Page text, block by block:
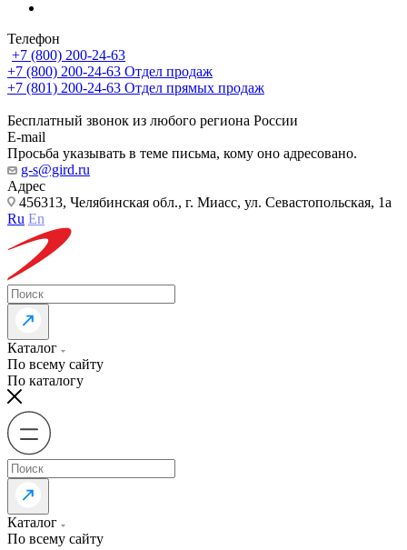
Телефон
+7 (800) 200-24-63
+7 (800) 200-24-63 Отдел продаж
+7 (801) 200-24-63 Отдел прямых продаж
Бесплатный звонок из любого региона России
E-mail
Просьба указывать в теме письма, кому оно адресовано.
g-s@gird.ru
Адрес
456313, Челябинская обл., г. Миасс, ул. Севастопольская, 1а
Ru En
Каталог
По всему сайту
По каталогу
Каталог
По всему сайту